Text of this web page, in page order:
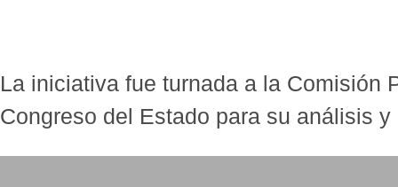
La iniciativa fue turnada a la Comisión
Congreso del Estado para su análisis